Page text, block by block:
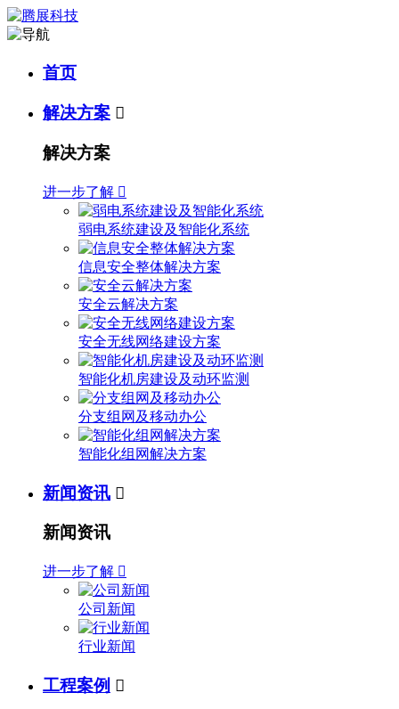
首页
解决方案 
解决方案
进一步了解 
弱电系统建设及智能化系统
信息安全整体解决方案
安全云解决方案
安全无线网络建设方案
智能化机房建设及动环监测
分支组网及移动办公
智能化组网解决方案
新闻资讯 
新闻资讯
进一步了解 
公司新闻
行业新闻
工程案例 